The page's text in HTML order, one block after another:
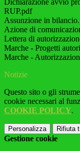
Dichiarazione avvio
RUP.pdf
Assunzione in
Azione di
Lettera di
Marche - Progetti
Marche -
Notizie
Questo sito o gli
cookie necessari al
COOKIE POLICY.
Personalizza Rifiuta
Gestione cookie